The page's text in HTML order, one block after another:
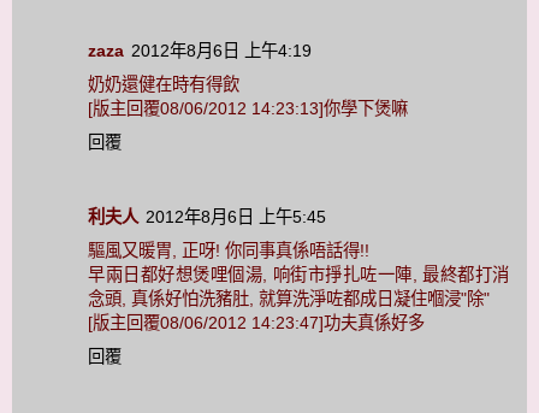
zaza 2012年8月6日 上午4:19
奶奶還健在時有得飲
[版主回覆08/06/2012 14:23:13]你學下煲嘛
回覆
利夫人 2012年8月6日 上午5:45
驅風又暖胃, 正呀! 你同事真係唔話得!!
早兩日都好想煲哩個湯, 响街市掙扎咗一陣, 最終都打消
念頭, 真係好怕洗豬肚, 就算洗淨咗都成日凝住嗰浸"除"
[版主回覆08/06/2012 14:23:47]功夫真係好多
回覆